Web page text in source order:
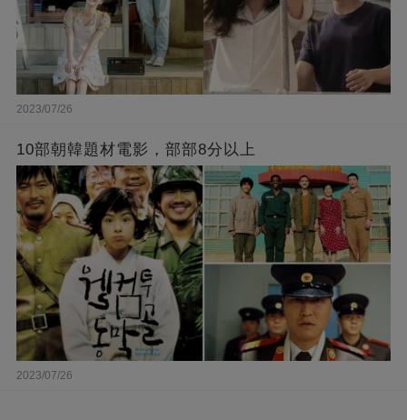
2023/07/26
10部朝韓題材電影，部部8分以上
2023/07/26